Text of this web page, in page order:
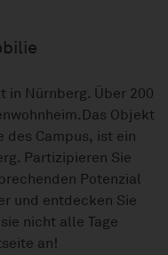
in Nürnberg. Über 200
Objekt
des Campus, ist ein
Partizipieren Sie
Potenzial
und entdecken Sie
nicht alle Tage
an!